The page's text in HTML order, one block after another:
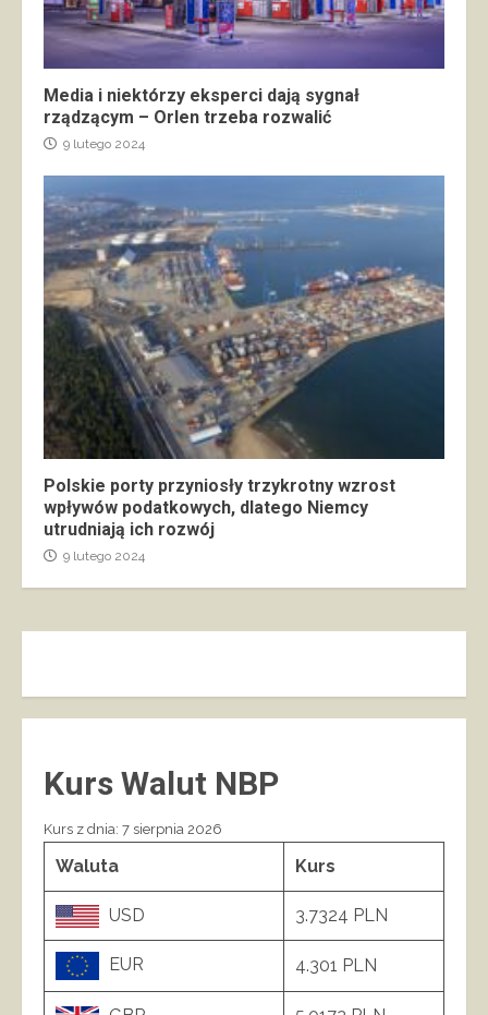
Media i niektórzy eksperci dają sygnał
rządzącym – Orlen trzeba rozwalić
9 lutego 2024
Polskie porty przyniosły trzykrotny wzrost
wpływów podatkowych, dlatego Niemcy
utrudniają ich rozwój
9 lutego 2024
Kurs Walut NBP
Kurs z dnia: 7 sierpnia 2026
Waluta Kurs
USD 3.7324 PLN
EUR 4.301 PLN